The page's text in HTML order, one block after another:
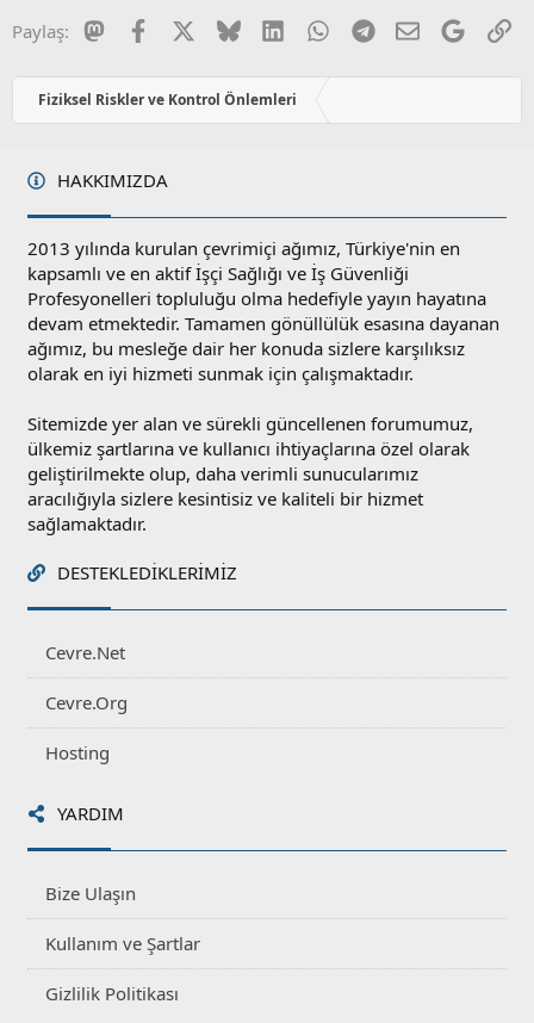
u
z
o
y
l
Paylaş: MastodonFacebook BlueskyLinkedInWhatsAppTelegram
E-postaGoogle
Fiziksel Riskler ve Kontrol Önlemleri
HAKKIMIZDA
2013 yılında kurulan çevrimiçi ağımız, Türkiye'nin en
kapsamlı ve en aktif İşçi Sağlığı ve İş Güvenliği
Profesyonelleri topluluğu olma hedefiyle yayın hayatına
devam etmektedir. Tamamen gönüllülük esasına dayanan
ağımız, bu mesleğe dair her konuda sizlere karşılıksız
olarak en iyi hizmeti sunmak için çalışmaktadır.
Sitemizde yer alan ve sürekli güncellenen forumumuz,
ülkemiz şartlarına ve kullanıcı ihtiyaçlarına özel olarak
geliştirilmekte olup, daha verimli sunucularımız
aracılığıyla sizlere kesintisiz ve kaliteli bir hizmet
sağlamaktadır.
DESTEKLEDIKLERIMIZ
Cevre.Net
Cevre.Org
Hosting
YARDIM
Bize Ulaşın
Kullanım ve Şartlar
Gizlilik Politikası